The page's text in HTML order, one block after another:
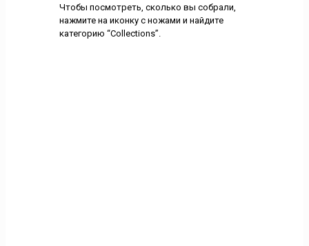
Чтобы посмотреть, сколько вы собрали,
нажмите на иконку с ножами и найдите
категорию “Collections”.